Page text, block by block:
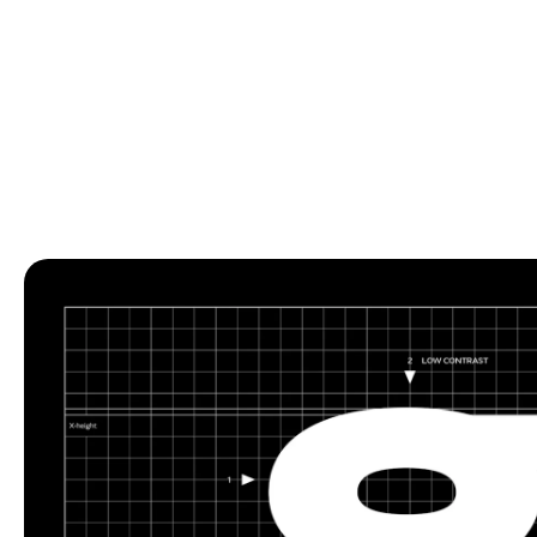
le sud de la Suisse . Le col se situe entre
Airolo dans le canton italophone du Tessin et
Andermatt dans le canton germanophone
d'Uri, et relie plus loin Bellinzona à Lucerne,
Bâle et Zurich. Le col du Gothard se situe au
cœur du Gothard, un important axe nord-sud
en Europe, et il est traversé par trois grands
tunnels de circulation, chacun étant le plus
long du monde au moment de leur
construction : le tunnel ferroviaire du
Gothard (1882), le tunnel routier du Gothard
(1980) et la base du Gothard. Le col du